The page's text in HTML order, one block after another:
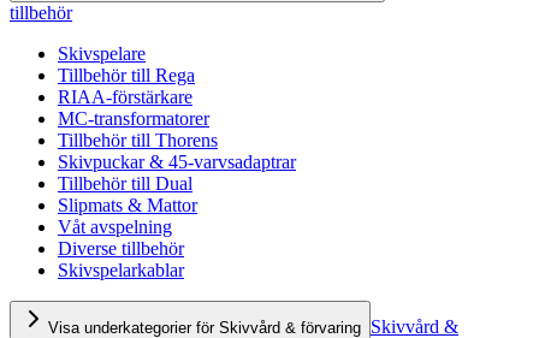
tillbehör
Skivspelare
Tillbehör till Rega
RIAA-förstärkare
MC-transformatorer
Tillbehör till Thorens
Skivpuckar & 45-varvsadaptrar
Tillbehör till Dual
Slipmats & Mattor
Våt avspelning
Diverse tillbehör
Skivspelarkablar
Visa underkategorier för Skivvård & förvaring Skivvård &